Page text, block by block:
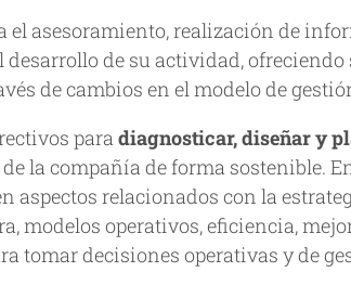
el asesoramiento, realización de
desarrollo de su actividad,
de cambios en el modelo de
paradiagnosticar, diseñar y
la compañía de forma sostenible.
aspectos relacionados con la
operativos, eficiencia,
tomar decisiones operativas y de